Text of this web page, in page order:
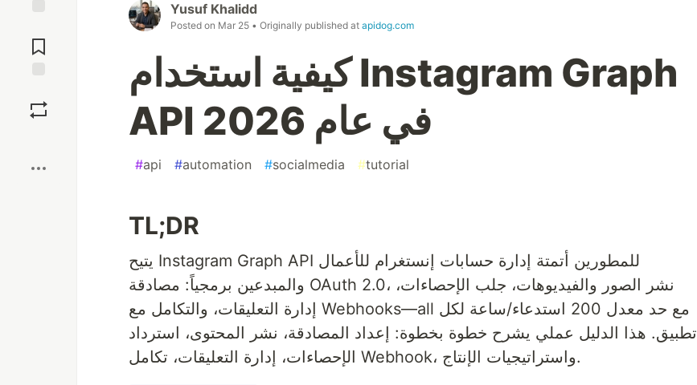
Comments
Yusuf Khalidd
Posted on Mar 25 • Originally published at apidog.com
كيفية استخدام Instagram Graph
API في عام 2026
#api #automation #socialmedia #tutorial
TL;DR
يتيح Instagram Graph API للمطورين أتمتة إدارة حسابات إنستغرام للأعمال
والمبدعين برمجياً: مصادقة OAuth 2.0، نشر الصور والفيديوهات، جلب الإحصاءات،
إدارة التعليقات، والتكامل مع Webhooks—all مع حد معدل 200 استدعاء/ساعة لكل
تطبيق. هذا الدليل عملي يشرح خطوة بخطوة: إعداد المصادقة، نشر المحتوى، استرداد
الإحصاءات، إدارة التعليقات، تكامل Webhook، واستراتيجيات الإنتاج.